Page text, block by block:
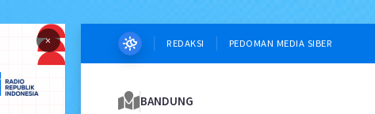
× REDAKSI PEDOMAN MEDIA SIBER
BANDUNG